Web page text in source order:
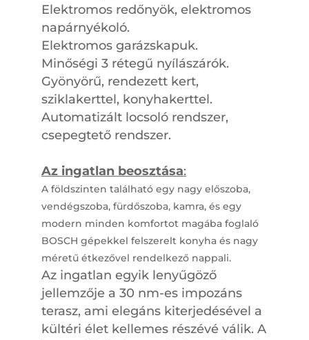
Elektromos redőnyök, elektromos
napárnyékoló.
Elektromos garázskapuk.
Minőségi 3 rétegű nyílászárók.
Gyönyörű, rendezett kert,
sziklakerttel, konyhakerttel.
Automatizált locsoló rendszer,
csepegtető rendszer.
Az ingatlan beosztása:
A földszinten található egy nagy előszoba,
vendégszoba, fürdőszoba, kamra, és egy
modern minden komfortot magába foglaló
BOSCH gépekkel felszerelt konyha és nagy
méretű étkezővel rendelkező nappali.
Az ingatlan egyik lenyűgöző
jellemzője a 30 nm-es impozáns
terasz, ami elegáns kiterjedésével a
kültéri élet kellemes részévé válik. A